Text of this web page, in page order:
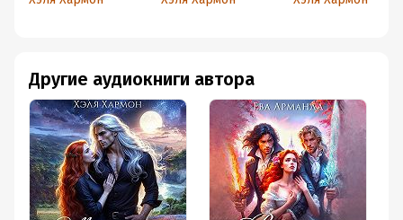
Серебряного
попаданки
Другие аудиокниги автора